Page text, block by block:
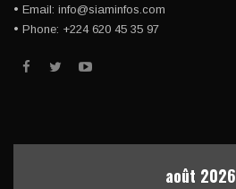
• Email: info@siaminfos.com
• Phone: +224 620 45 35 97
août 2026